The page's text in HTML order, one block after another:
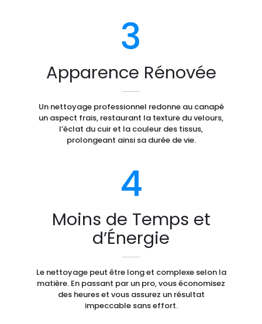
3
Apparence Rénovée
Un nettoyage professionnel redonne au canapé
un aspect frais, restaurant la texture du velours,
l’éclat du cuir et la couleur des tissus,
prolongeant ainsi sa durée de vie.
4
Moins de Temps et
d’Énergie
Le nettoyage peut être long et complexe selon la
matière. En passant par un pro, vous économisez
des heures et vous assurez un résultat
impeccable sans effort.